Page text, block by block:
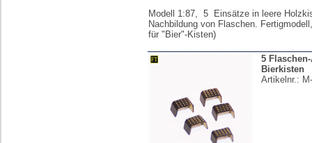
Modell 1:87, 5 Einsätze in leere
Nachbildung von Flaschen.
für "Bier"-Kisten)
5
Bierkisten
Artikelnr.: